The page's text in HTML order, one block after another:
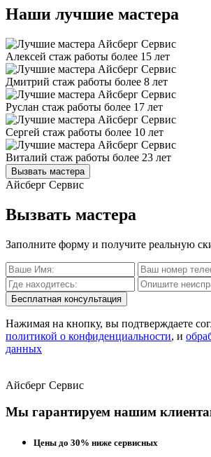
Наши лучшие мастера
Алексей стаж работы более 15 лет
Дмитрий стаж работы более 8 лет
Руслан стаж работы более 17 лет
Сергей стаж работы более 10 лет
Виталий стаж работы более 23 лет
Вызвать мастера
Айсберг Сервис
Вызвать мастера
Заполните форму и получите реальную
Бесплатная консультация
Нажимая на кнопку, вы подтверждаете
политикой о конфиденциальности, и
данных
Айсберг Сервис
Мы гарантируем нашим
Цены до 30% ниже сервисных